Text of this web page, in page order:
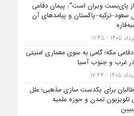
پای‌بست ویران است”: پیمان دفاعی
سعود–ترکیه–پاکستان و پیامدهای آن
مکه؛ گامی به سوی معماری امنیتی
غرب و جنوب آسیا
برای یکدست سازی مذهبی؛ علل
تلویزیون تمدن و حوزه علمیه